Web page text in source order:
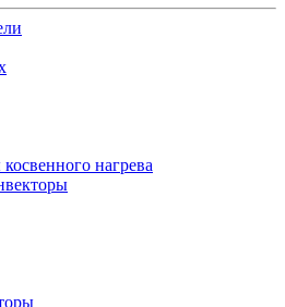
нагрева